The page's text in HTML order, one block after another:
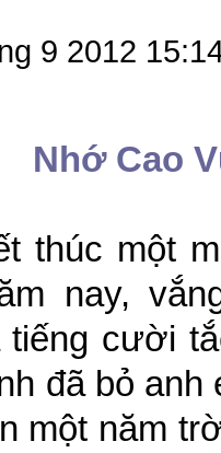
9 2012
Nhớ Cao
mùa
nay,
tiếng cười
đã bỏ
một năm